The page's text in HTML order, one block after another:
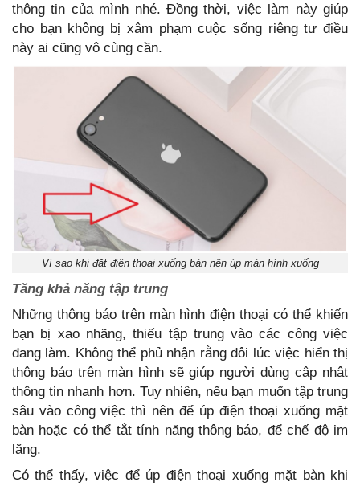
thông tin của mình nhé. Đồng thời, việc làm này giúp
cho bạn không bị xâm phạm cuộc sống riêng tư điều
này ai cũng vô cùng cần.
Vì sao khi đặt điện thoại xuống bàn nên úp màn hình xuống
Tăng khả năng tập trung
Những thông báo trên màn hình điện thoại có thể khiến
bạn bị xao nhãng, thiếu tập trung vào các công việc
đang làm. Không thể phủ nhận rằng đôi lúc việc hiển thị
thông báo trên màn hình sẽ giúp người dùng cập nhật
thông tin nhanh hơn. Tuy nhiên, nếu bạn muốn tập trung
sâu vào công việc thì nên để úp điện thoại xuống mặt
bàn hoặc có thể tắt tính năng thông báo, để chế độ im
lặng.
Có thể thấy, việc để úp điện thoại xuống mặt bàn khi